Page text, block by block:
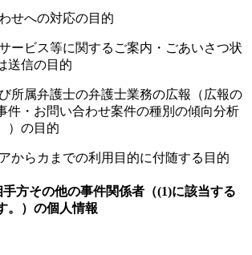
せへの対応の目的
ービス等に関するご案内・ごあいさつ状
送信の目的
所属弁護士の弁護士業務の広報（広報の
件・お問い合わせ案件の種別の傾向分析
）の目的
からカまでの利用目的に付随する目的
方その他の事件関係者（(1)に該当する
。）の個人情報